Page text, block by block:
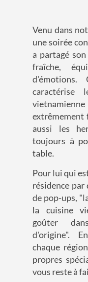
Venu dans
une soirée
a partagé
fraîche,
caractérise
extrêmement
aussi les
toujours à
table.
Pour lui qui
résidence
de pop-ups,
la cuisine
goûter
d'origine".
chaque
propres
vous reste à